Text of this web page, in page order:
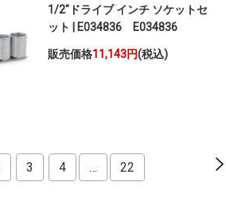
1/2"ドライブ インチ ソケットセ
ット | E034836 E034836
販売価格11,143円(税込)
3 4 … 22